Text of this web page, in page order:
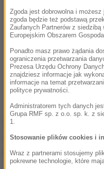
Według "Gościa
wyjechał na misję do
misyjny w Tanzanii.
Zgoda jest dobrowolna i możesz
zgoda będzie też podstawą
Zaufanych Partnerów z
Europejskim Obszarem
Ponadto masz prawo żądania
ograniczenia przetwarzania
Prezesa Urzędu Ochrony
znajdziesz informacje jak
informacje na temat
polityce prywatności.
Administratorem tych danych
Grupa RMF sp. z o.o. sp. k. z
1.
Stosowanie plików cookies i
Wraz z partnerami stosujemy
pokrewne technologie, które